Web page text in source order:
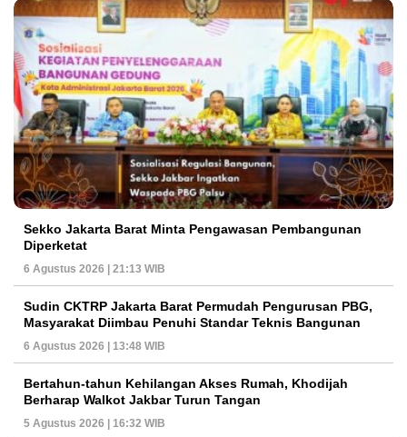
Sekko Jakarta Barat Minta Pengawasan Pembangunan
Diperketat
6 Agustus 2026 | 21:13 WIB
Sudin CKTRP Jakarta Barat Permudah Pengurusan PBG,
Masyarakat Diimbau Penuhi Standar Teknis Bangunan
6 Agustus 2026 | 13:48 WIB
Bertahun-tahun Kehilangan Akses Rumah, Khodijah
Berharap Walkot Jakbar Turun Tangan
5 Agustus 2026 | 16:32 WIB